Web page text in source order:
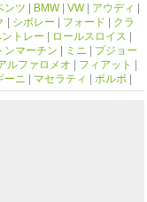
ンツ BMW| VW| アウディ
シボレー フォード
クラ
トレー ロールスロイス
ンマーチン ミニ
プジョー
ルファロメオ フィアット
ーニ マセラティ ボルボ